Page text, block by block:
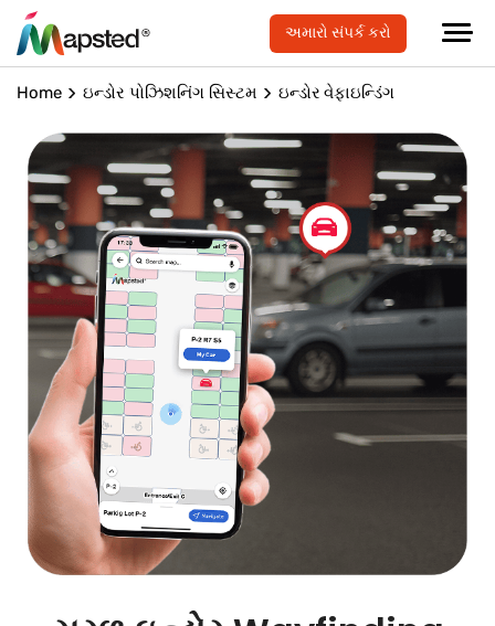
અમારો સંપર્ક કરો
Home ઇન્ડોર પોઝિશનિંગ સિસ્ટમ ઇન્ડોર વેફાઇન્ડિંગ